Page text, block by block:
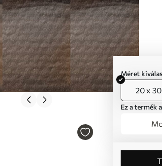
Méret
20 x 30
Ez a termék